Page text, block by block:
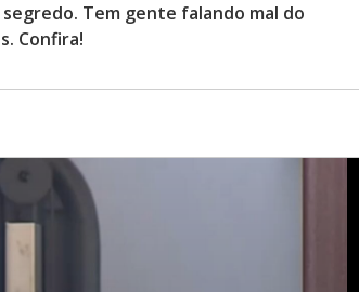
Tem gente falando mal do
Confira!